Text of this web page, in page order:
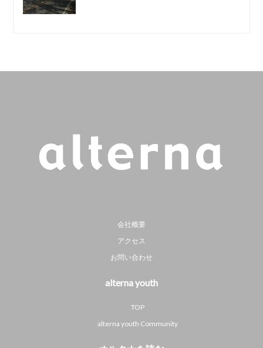
会社概要
アクセス
お問い合わせ
alterna youth
TOP
alterna youth Community